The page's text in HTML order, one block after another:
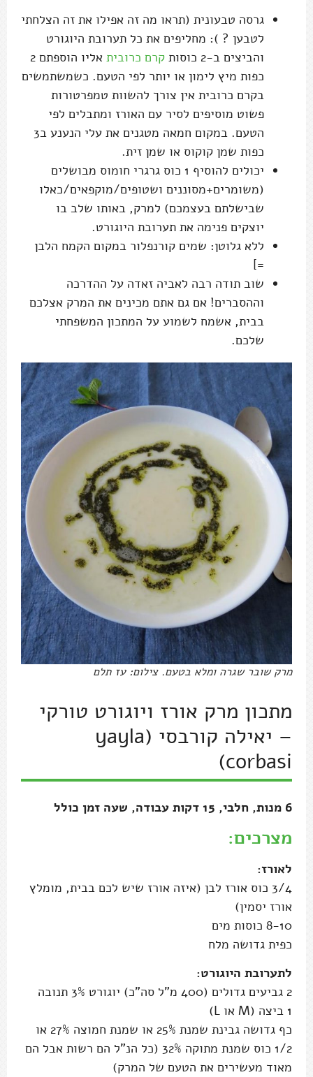
גרסה טבעונית (תראו מה זה אפילו את זה הצלחתי
לטבען ? ): מחליפים את כל תערובת היוגורט
והביצים ב-2 כוסות
קרם כרובית
אליו הוספתם 2
כפות מיץ לימון או יותר לפי הטעם. כשמשתמשים
בקרם כרובית אין צורך להשוות טמפרטורות
פשוט מוסיפים לסיר עם האורז ומתבלים לפי
הטעם. במקום חמאה מטגנים את עלי הנענע ב3
כפות שמן קוקוס או שמן זית.
יכולים להוסיף 1 כוס גרגרי חומוס מבושלים
(משומרים+מסוננים ושטופים/מוקפאים/כאלו
שבישלתם בעצמכם) למרק, באותו שלב בו
יוצקים פנימה את תערובת היוגורט.
ללא גלוטן: שמים קורנפלור במקום הקמח הלבן
=]
שוב תודה רבה לאביה זאדה על ההדרכה
וההסברים! אם גם אתם מכינים את המרק אצלכם
בבית, אשמח לשמוע על המתכון המשפחתי
שלכם.
מרק שובר שגרה ומלא בטעם. צילום: עז תלם
מתכון מרק אורז ויוגורט טורקי
– יאילה קורבסי (yayla
corbasi)
6 מנות, חלבי, 15 דקות עבודה, שעה זמן כולל
מצרכים:
לאורז:
3/4 כוס אורז לבן (איזה אורז שיש לכם בבית, מומלץ
אורז יסמין)
8-10 כוסות מים
כפית גדושה מלח
לתערובת היוגורט:
2 גביעים גדולים (400 מ"ל סה"כ) יוגורט 3% תנובה
1 ביצה (M או L)
כף גדושה גבינת שמנת 25% או שמנת חמוצה 27% או
1/2 כוס שמנת מתוקה 32% (כל הנ"ל הם רשות אבל הם
מאוד מעשירים את הטעם של המרק)